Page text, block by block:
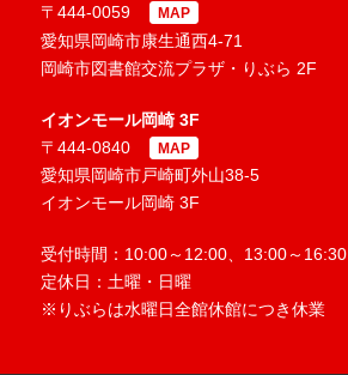
〒444-0059
MAP
愛知県岡崎市康生通西4-71
岡崎市図書館交流プラザ・りぶら 2F
イオンモール岡崎 3F
〒444-0840
MAP
愛知県岡崎市戸崎町外山38-5
イオンモール岡崎 3F
受付時間：10:00～12:00、13:00～16:30
定休日：土曜・日曜
※りぶらは水曜日全館休館につき休業